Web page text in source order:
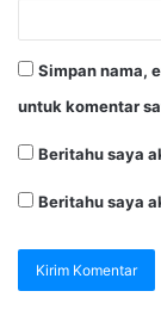
Simpan nama,
untuk komentar
Beritahu saya
Beritahu saya